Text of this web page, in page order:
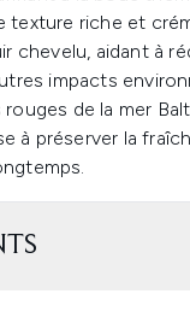
texture riche et
chevelu, aidant à
impacts
de la mer
à préserver la